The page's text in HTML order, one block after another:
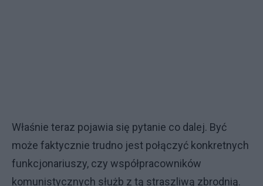
Właśnie teraz pojawia się pytanie co dalej. Być
może faktycznie trudno jest połączyć konkretnych
funkcjonariuszy, czy współpracowników
komunistycznych służb z tą straszliwą zbrodnią.